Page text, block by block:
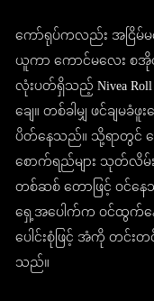
ကော်ရုပ်ကလည်း အငြိမ်မ
ယူကာ ကောင်မလေး
လုံးပတ်ရှိသည့် Nivea Roll
ချေ။ တစ်ခါမျှ ဖင်ချမ
ပိတ်နေသည်။ သို့ရာတွင်
စောက်ရည်များ သုတ်လိမ်း
တစ်ဆစ် တောဖြင့် ဝင်န
ရှေ့အပေါက်က ဝင်ထွက်န
ပေါင်းစုံဖြင့် အံကို တင်
သည်။